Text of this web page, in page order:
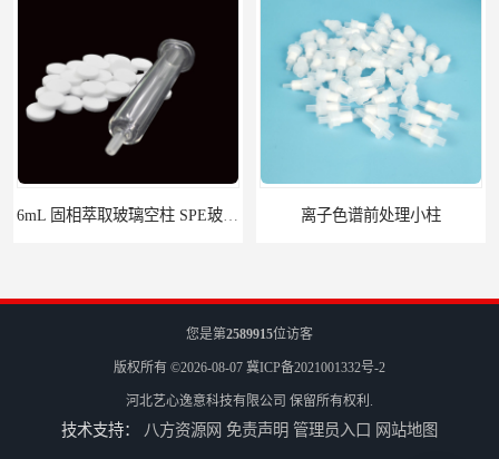
离子色谱前处理小柱​
您是第2589915位访客
版权所有 ©2026-08-07 冀ICP备2021001332号-2
河北艺心逸意科技有限公司 保留所有权利.
技术支持： 八方资源网 免责声明 管理员入口 网站地图